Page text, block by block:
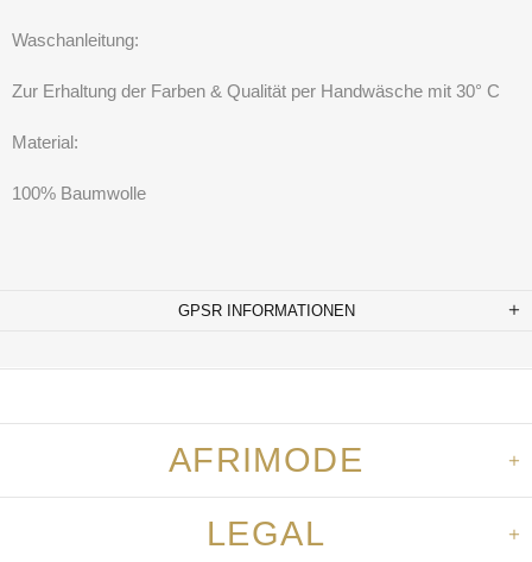
Waschanleitung:
Zur Erhaltung der Farben & Qualität per Handwäsche mit 30° C
Material:
100% Baumwolle
GPSR INFORMATIONEN
AFRIMODE
LEGAL